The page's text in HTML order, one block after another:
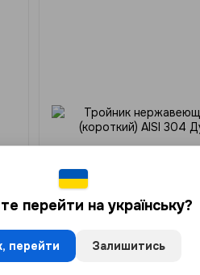
Новинка
перейти на українську?
перейти Залишитись